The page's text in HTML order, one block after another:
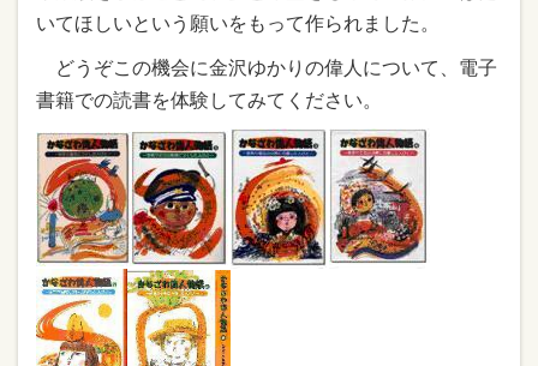
いてほしいという願いをもって作られました。
どうぞこの機会に金沢ゆかりの偉人について、電子
書籍での読書を体験してみてください。